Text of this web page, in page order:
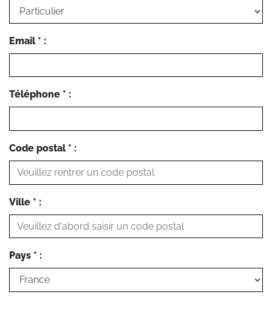
Email * :
Téléphone * :
Code postal * :
Ville * :
Pays * :